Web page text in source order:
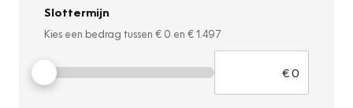
Slottermijn
Kies een bedrag tussen € 0 en € 1.497